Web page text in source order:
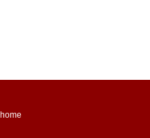
home